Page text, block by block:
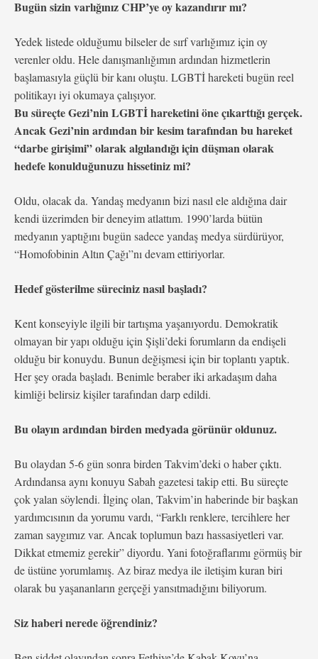
Bugün sizin varlığınız CHP’ye oy kazandırır mı?
Yedek listede olduğumu bilseler de sırf varlığımız için oy
verenler oldu. Hele danışmanlığımın ardından hizmetlerin
başlamasıyla güçlü bir kanı oluştu. LGBTİ hareketi bugün reel
politikayı iyi okumaya çalışıyor.
Bu süreçte Gezi’nin LGBTİ hareketini öne çıkarttığı gerçek.
Ancak Gezi’nin ardından bir kesim tarafından bu hareket
“darbe girişimi” olarak algılandığı için düşman olarak
hedefe konulduğunuzu hissetiniz mi?
Oldu, olacak da. Yandaş medyanın bizi nasıl ele aldığına dair
kendi üzerimden bir deneyim atlattım. 1990’larda bütün
medyanın yaptığını bugün sadece yandaş medya sürdürüyor,
“Homofobinin Altın Çağı”nı devam ettiriyorlar.
Hedef gösterilme süreciniz nasıl başladı?
Kent konseyiyle ilgili bir tartışma yaşanıyordu. Demokratik
olmayan bir yapı olduğu için Şişli’deki forumların da endişeli
olduğu bir konuydu. Bunun değişmesi için bir toplantı yaptık.
Her şey orada başladı. Benimle beraber iki arkadaşım daha
kimliği belirsiz kişiler tarafından darp edildi.
Bu olayın ardından birden medyada görünür oldunuz.
Bu olaydan 5-6 gün sonra birden Takvim’deki o haber çıktı.
Ardındansa aynı konuyu Sabah gazetesi takip etti. Bu süreçte
çok yalan söylendi. İlginç olan, Takvim’in haberinde bir başkan
yardımcısının da yorumu vardı, “Farklı renklere, tercihlere her
zaman saygımız var. Ancak toplumun bazı hassasiyetleri var.
Dikkat etmemiz gerekir” diyordu. Yani fotoğraflarımı görmüş bir
de üstüne yorumlamış. Az biraz medya ile iletişim kuran biri
olarak bu yaşananların gerçeği yansıtmadığını biliyorum.
Siz haberi nerede öğrendiniz?